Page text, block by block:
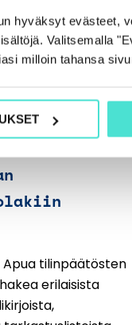
hyväksyt evästeet,
Valitsemalla
milloin tahansa
–
ja
Apua tilinpäätösten
erilaisista